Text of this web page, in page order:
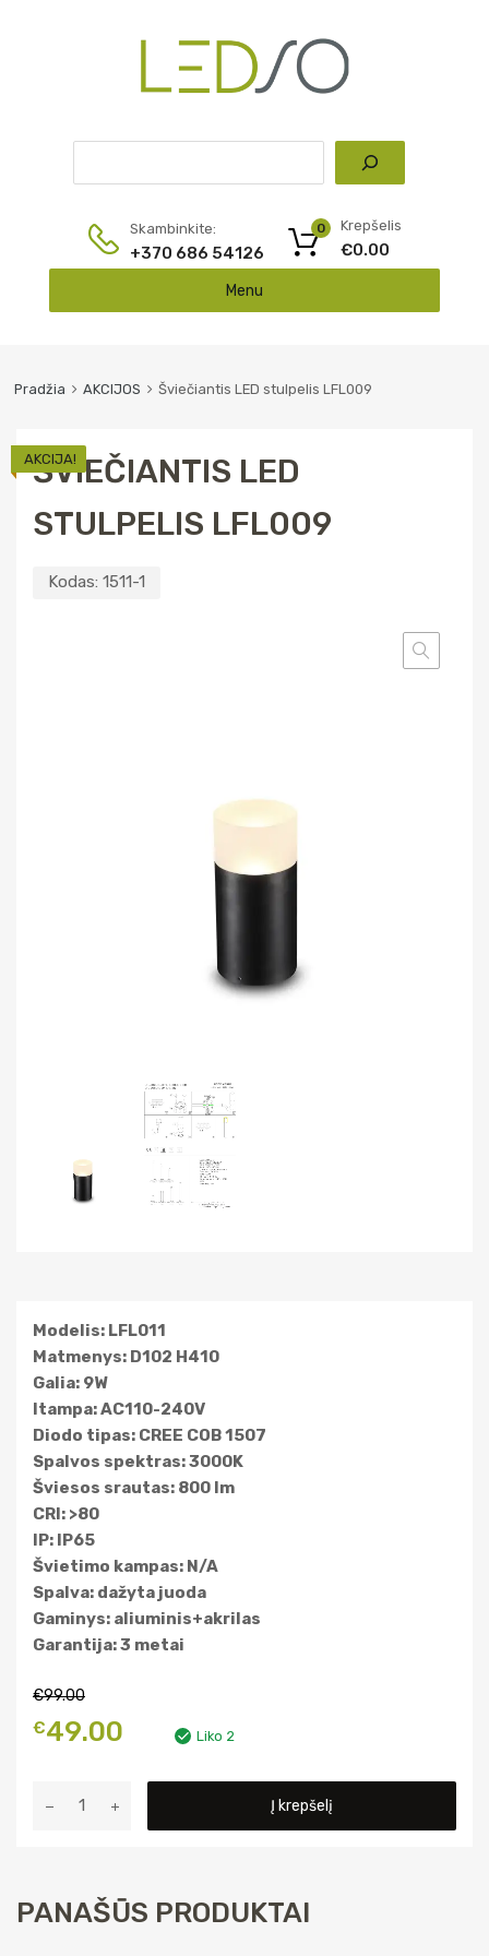
Skambinkite:
+370 686 54126
Krepšelis
€0.00
0
Menu
Pradžia AKCIJOS Šviečiantis LED stulpelis LFL009
ŠVIEČIANTIS LED
STULPELIS LFL009
Kodas: 1511-1
AKCIJA!
Modelis: LFL011
Matmenys: D102 H410
Galia: 9W
Itampa: AC110-240V
Diodo tipas: CREE COB 1507
Spalvos spektras: 3000K
Šviesos srautas: 800 lm
CRI: >80
IP: IP65
Švietimo kampas: N/A
Spalva: dažyta juoda
Gaminys: aliuminis+akrilas
Garantija: 3 metai
€99.00
Original
was:
€49.00 Current
price
is:
Liko 2
stulpelis
LFL009
Į krepšelį
PANAŠŪS PRODUKTAI